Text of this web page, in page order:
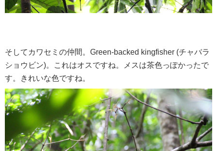
そしてカワセミの仲間。Green-backed kingfisher (チャバラ
ショウビン)。これはオスですね。メスは茶色っぽかったで
す。きれいな色ですね。